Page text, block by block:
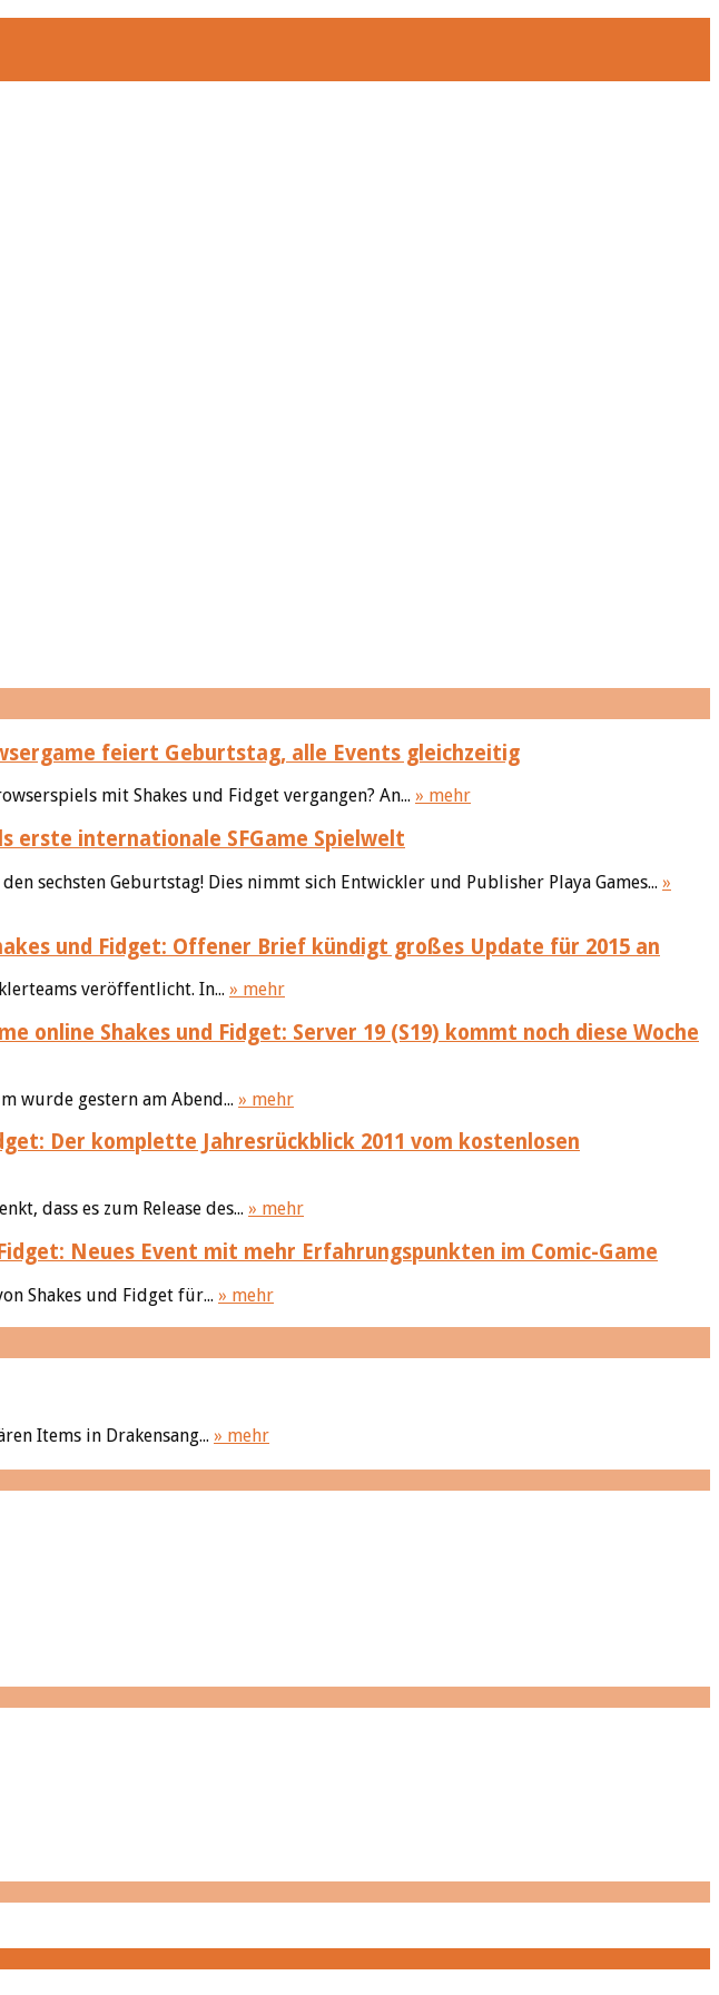
feiert Geburtstag, alle Events gleichzeitig
mit Shakes und Fidget vergangen? An... » mehr
erste internationale SFGame Spielwelt
sechsten Geburtstag! Dies nimmt sich Entwickler und Publisher Playa Games... »
und Fidget: Offener Brief kündigt großes Update für 2015 an
veröffentlicht. In... » mehr
Shakes und Fidget: Server 19 (S19) kommt noch diese Woche
wurde gestern am Abend... » mehr
Der komplette Jahresrückblick 2011 vom kostenlosen
dass es zum Release des... » mehr
Neues Event mit mehr Erfahrungspunkten im Comic-Game
Shakes und Fidget für... » mehr
Items in Drakensang... » mehr